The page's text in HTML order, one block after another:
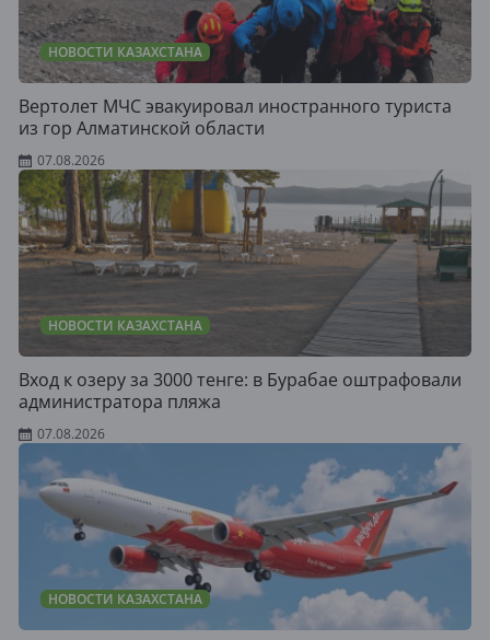
НОВОСТИ КАЗАХСТАНА
Вертолет МЧС эвакуировал иностранного туриста
из гор Алматинской области
07.08.2026
НОВОСТИ КАЗАХСТАНА
Вход к озеру за 3000 тенге: в Бурабае оштрафовали
администратора пляжа
07.08.2026
НОВОСТИ КАЗАХСТАНА